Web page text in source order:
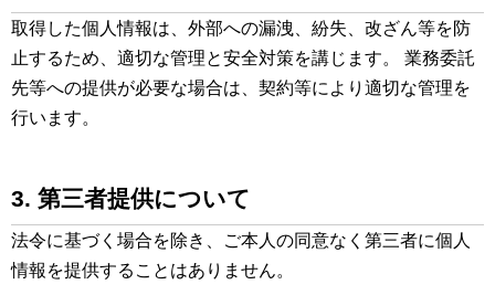
取得した個人情報は、外部への漏洩、紛失、改ざん等を防
止するため、適切な管理と安全対策を講じます。 業務委託
先等への提供が必要な場合は、契約等により適切な管理を
行います。
3. 第三者提供について
法令に基づく場合を除き、ご本人の同意なく第三者に個人
情報を提供することはありません。